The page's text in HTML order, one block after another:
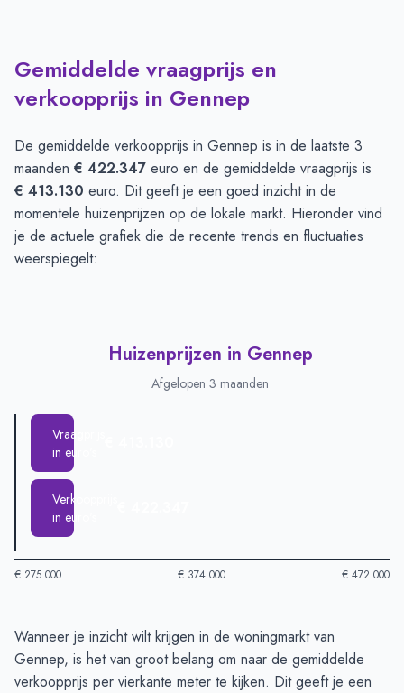
Gemiddelde vraagprijs en
verkoopprijs in Gennep
De gemiddelde verkoopprijs in Gennep is in de laatste 3
maanden € 422.347 euro en de gemiddelde vraagprijs is
€ 413.130 euro. Dit geeft je een goed inzicht in de
momentele huizenprijzen op de lokale markt. Hieronder vind
je de actuele grafiek die de recente trends en fluctuaties
weerspiegelt:
Huizenprijzen in Gennep
Afgelopen 3 maanden
Vraagprijs
in euro's
Verkoopprijs
in euro's
€ 275.000 € 374.000 € 472.000
Huizenprijzen in Gennep-Afgelopen 3 maanden
Type
Bedrag
Vraagprijs in euro's
€ 413.130
Wanneer je inzicht wilt krijgen in de woningmarkt van
Gennep, is het van groot belang om naar de gemiddelde
verkoopprijs per vierkante meter te kijken. Dit geeft je een